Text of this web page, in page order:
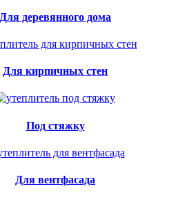
Для деревянного дома
Для кирпичных стен
Под стяжку
Для вентфасада